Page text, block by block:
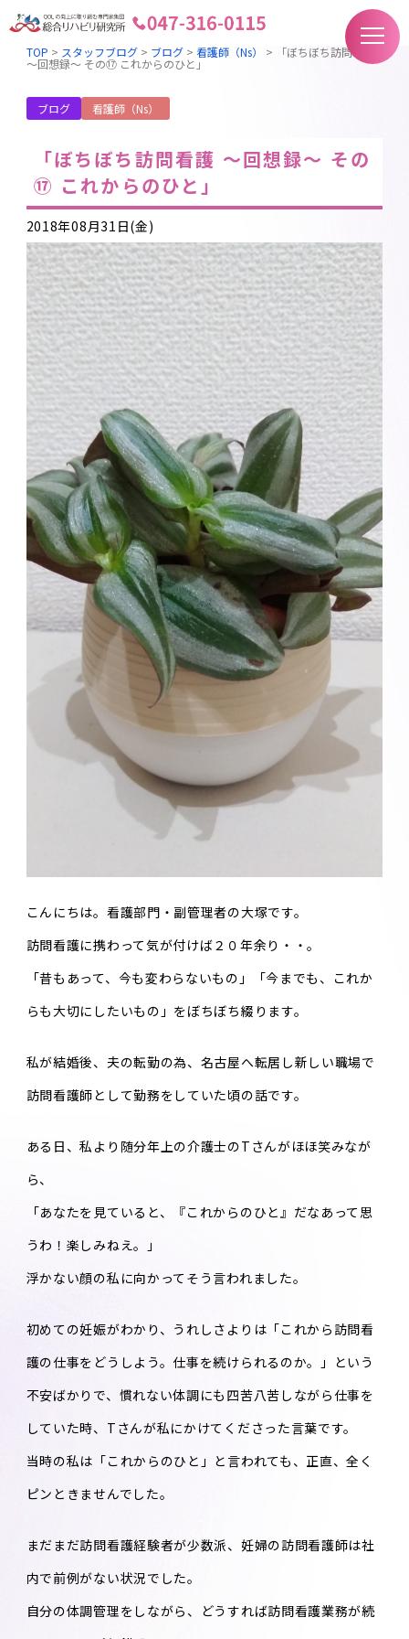
TOP > スタッフブログ> ブログ> 看護師（Ns） > 「ぼちぼち訪問看護
～回想録～ その⑰ これからのひと」
ブログ 看護師（Ns）
「ぼちぼち訪問看護 ～回想録～ その
⑰ これからのひと」
2018年08月31日(金)
こんにちは。看護部門・副管理者の大塚です。
訪問看護に携わって気が付けば２０年余り・・。
「昔もあって、今も変わらないもの」「今までも、これか
らも大切にしたいもの」をぼちぼち綴ります。
私が結婚後、夫の転勤の為、名古屋へ転居し新しい職場で
訪問看護師として勤務をしていた頃の話です。
ある日、私より随分年上の介護士のTさんがほほ笑みなが
ら、
「あなたを見ていると、『これからのひと』だなあって思
うわ！楽しみねえ。」
浮かない顔の私に向かってそう言われました。
初めての妊娠がわかり、うれしさよりは「これから訪問看
護の仕事をどうしよう。仕事を続けられるのか。」という
不安ばかりで、慣れない体調にも四苦八苦しながら仕事を
していた時、Tさんが私にかけてくださった言葉です。
当時の私は「これからのひと」と言われても、正直、全く
ピンときませんでした。
まだまだ訪問看護経験者が少数派、妊婦の訪問看護師は社
内で前例がない状況でした。
自分の体調管理をしながら、どうすれば訪問看護業務が続